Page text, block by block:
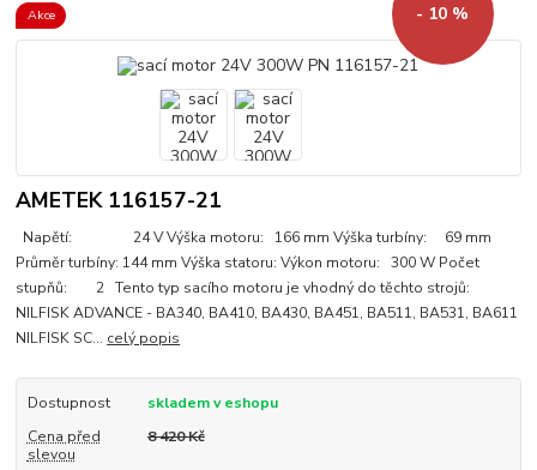
Akce - 10 %
AMETEK 116157-21
Napětí: 24 V Výška motoru: 166 mm Výška turbíny: 69 mm
Průměr turbíny: 144 mm Výška statoru: Výkon motoru: 300 W Počet
stupňů: 2 Tento typ sacího motoru je vhodný do těchto strojů:
NILFISK ADVANCE - BA340, BA410, BA430, BA451, BA511, BA531, BA611
NILFISK SC... celý popis
Dostupnost
skladem v eshopu
Cena před
slevou
8 420 Kč